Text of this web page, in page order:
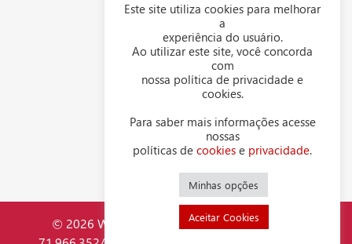
Downloads
Representantes
Política de privacidade
Política de cookies
Contato
© 2026 WGK Indústria Mecânica LTDA - CNPJ
Este site utiliza cookies para melhorar
a
experiência do usuário.
Ao utilizar este site, você concorda
com
nossa política de privacidade e
cookies.
Para saber mais informações acesse
nossas
políticas de cookies e privacidade.
Minhas opções
Aceitar Cookies